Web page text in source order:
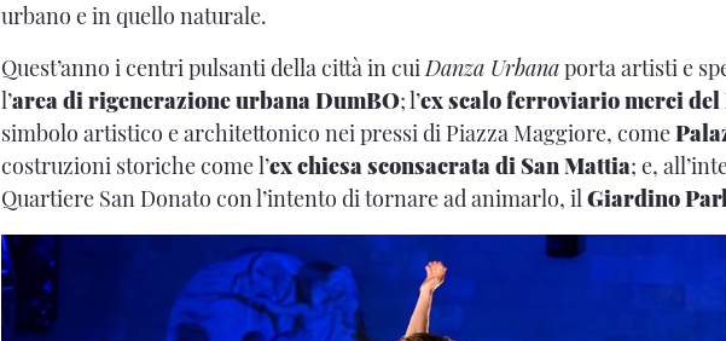
urbano e in quello naturale.
Quest’anno i centri pulsanti della città in cuiDanza Urbanaporta artisti e
l’area di rigenerazione urbana DumBO; l’ex scalo ferroviario merci del
simbolo artistico e architettonico nei pressi di Piazza Maggiore, come
costruzioni storiche come l’ex chiesa sconsacrata di San Mattia; e,
Quartiere San Donato con l’intento di tornare ad animarlo, ilGiardino